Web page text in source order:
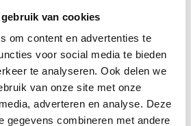
van cookies
om content en advertenties te
voor social media te bieden
te analyseren. Ook delen we
van onze site met onze
adverteren en analyse. Deze
gegevens combineren met andere
dagelijks gebruik voor HVAC-
van rekenvoorbeelden met
legt hij onder andere uit
bespaart. Daarbij toont hij de
statische en dynamische
je deze opleiding kan volgen. Je